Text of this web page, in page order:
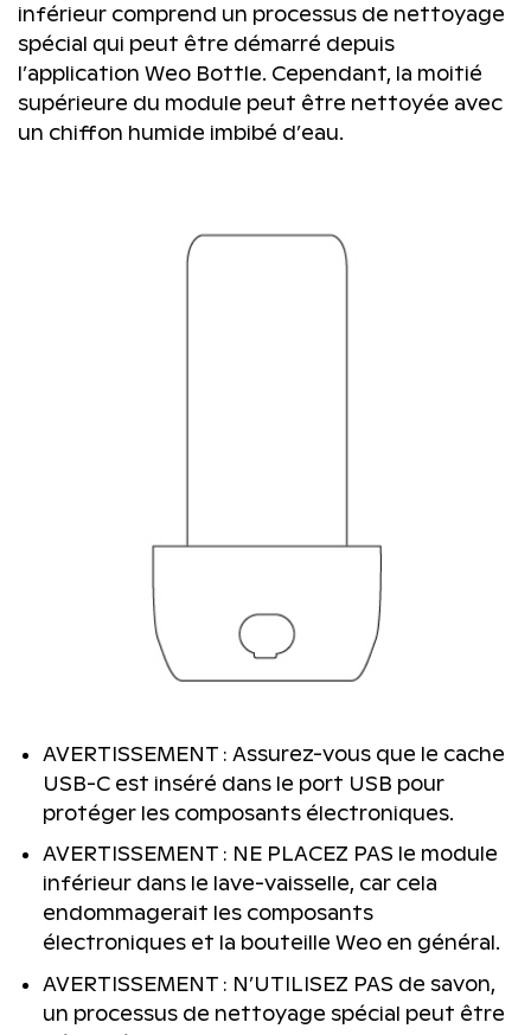
inférieur comprend un processus de nettoyage
spécial qui peut être démarré depuis
l’application Weo Bottle. Cependant, la moitié
supérieure du module peut être nettoyée avec
un chiffon humide imbibé d’eau.
AVERTISSEMENT : Assurez-vous que le cache
USB-C est inséré dans le port USB pour
protéger les composants électroniques.
AVERTISSEMENT : NE PLACEZ PAS le module
inférieur dans le lave-vaisselle, car cela
endommagerait les composants
électroniques et la bouteille Weo en général.
AVERTISSEMENT : N’UTILISEZ PAS de savon,
un processus de nettoyage spécial peut être